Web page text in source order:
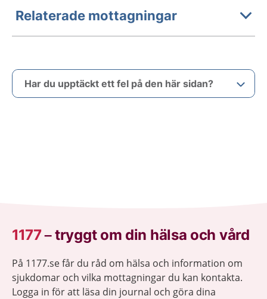
Relaterade mottagningar
Har du upptäckt ett fel på den här sidan?
1177–tryggt om din hälsa och vård
På 1177.se får du råd om hälsa och information om
sjukdomar och vilka mottagningar du kan kontakta.
Logga in för att läsa din journal och göra dina